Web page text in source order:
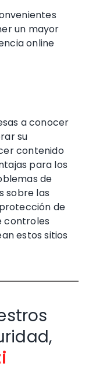
un mayor
online
a conocer
su
contenido
para los
de
sobre las
de
controles
estos sitios